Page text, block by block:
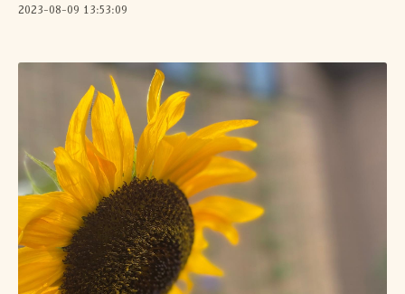
2023-08-09 13:53:09